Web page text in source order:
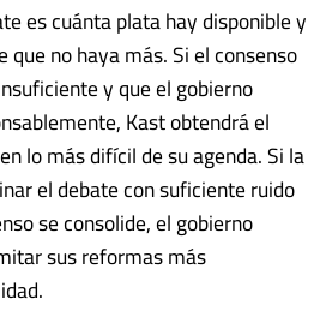
es cuánta plata hay disponible y
que no haya más. Si el consenso
y que el gobierno
Kast obtendrá el
lo más difícil de su agenda. Si la
el debate con suficiente ruido
se consolide, el gobierno
sus reformas más